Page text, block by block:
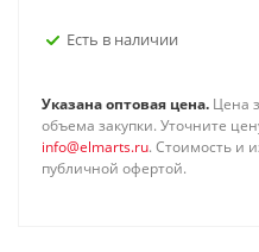
Есть в наличии
Указана оптовая цена. Цена
объема закупки. Уточните
info@elmarts.ru. Стоимость и
публичной офертой.